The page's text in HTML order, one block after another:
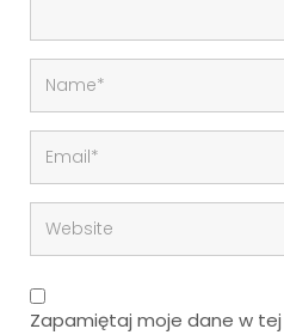
Zapamiętaj moje dane w